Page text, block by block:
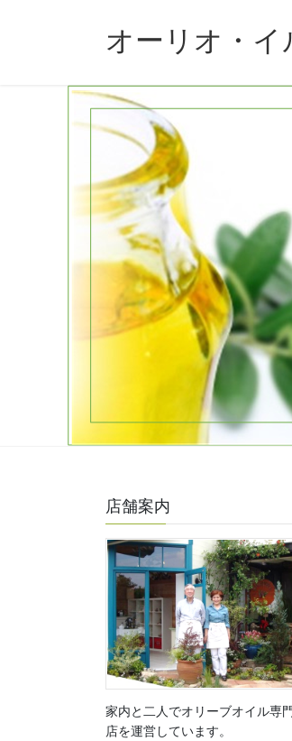
オーリオ・イ
店舗案内
家内と二人でオリーブオイル専門
店を運営しています。